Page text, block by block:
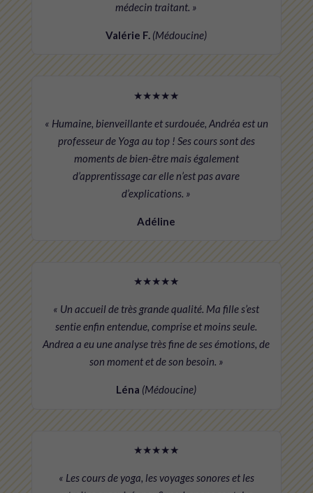
médecin traitant. »
Valérie F. (Médoucine)
★★★★★
« Humaine, bienveillante et surdouée, Andréa est un
professeur de Yoga au top ! Ses cours sont des
moments de bien-être mais également
d’apprentissage car elle n’est pas avare
d’explications. »
Adéline
★★★★★
« Un accueil de très grande qualité. Ma fille s’est
sentie enfin entendue, comprise et moins seule.
Andrea a eu une analyse très fine de ses émotions, de
son moment et de son besoin. »
Léna (Médoucine)
★★★★★
« Les cours de yoga, les voyages sonores et les